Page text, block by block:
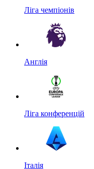
Ліга чемпіонів
Англія
Ліга конференцій
Італія